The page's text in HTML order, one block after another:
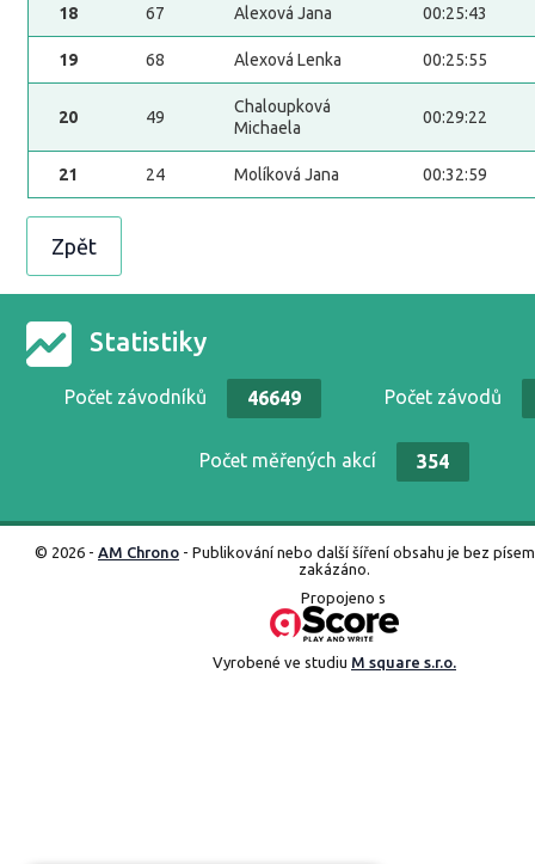
18 67 Alexová Jana 00:25:43
19 68 Alexová Lenka 00:25:55
20 49
Chaloupková
Michaela
00:29:22
21 24 Molíková Jana 00:32:59
Zpět
Statistiky
Počet závodníků 46649 Počet závodů
Počet měřených akcí 354
© 2026 - AM Chrono - Publikování nebo další šíření obsahu je bez
zakázáno.
Propojeno s
Vyrobené ve studiu M square s.r.o.